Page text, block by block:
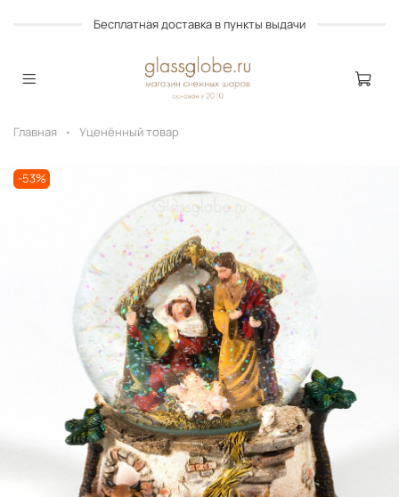
Бесплатная доставка в пункты выдачи
Главная Уценённый товар
-53%